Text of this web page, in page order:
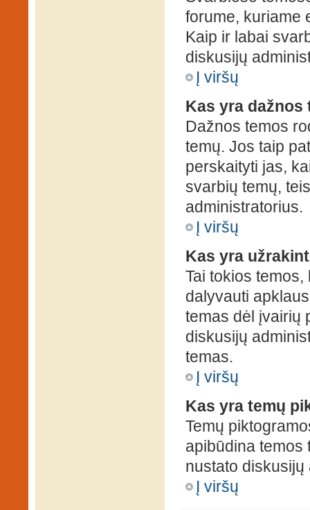
forume, kuriame
Kaip ir labai
diskusijų
Į viršų
Kas yra dažnos
Dažnos temos
temų. Jos taip
perskaityti jas,
svarbių temų,
administratorius.
Į viršų
Kas yra
Tai tokios
dalyvauti
temas dėl įvairių
diskusijų
temas.
Į viršų
Kas yra temų
Temų
apibūdina temos
nustato
Į viršų